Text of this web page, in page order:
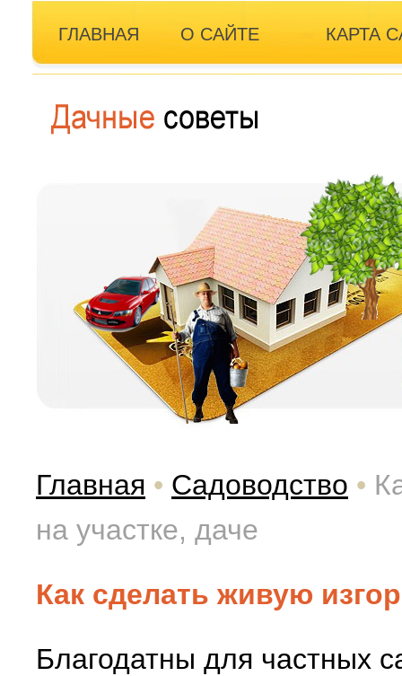
ГЛАВНАЯ О САЙТЕ КАРТА
Главная • Садоводство •
на участке, даче
Как сделать живую
Благодатны для частных